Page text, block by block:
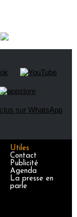
Utiles
Contact
Publicité
Agenda
La presse en
parle